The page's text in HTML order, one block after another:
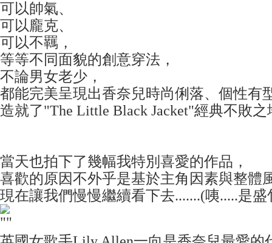
可以帥氣、
可以龐克、
可以不羈，
等等不同面貌的創意穿法，
不論男女老少，
都能完美呈現出香奈兒時尚俐落、個性有
造就了"The Little Black Jacket"經典不敗之
當天也拍下了幾幅我特別喜愛的作品，
喜歡的原因不外乎是基於主角因素與整體
現在讓我們慢慢繼續看下去.......(咦.....是盛